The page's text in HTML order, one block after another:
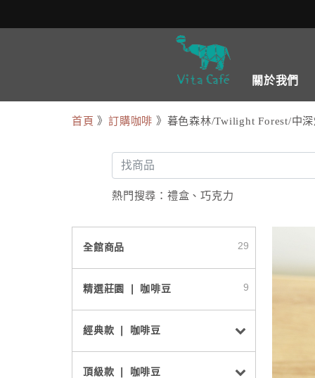
關於我們
首頁 》訂購咖啡 》暮色森林/Twilight Forest/中
熱門搜尋： 禮盒 、巧克力
全館商品 29
精選莊園 ❘ 咖啡豆 9
經典款 ❘ 咖啡豆
頂級款 ❘ 咖啡豆